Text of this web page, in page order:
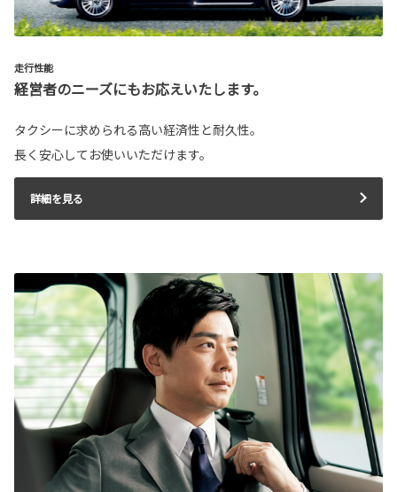
走行性能
経営者のニーズにもお応えいたします。
タクシーに求められる高い経済性と耐久性。
長く安心してお使いいただけます。
詳細を見る